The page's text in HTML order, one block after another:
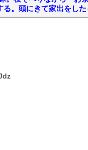
る。頭にきて家出をした